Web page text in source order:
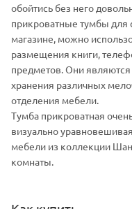
обойтись без него
прикроватные тумбы для
магазине, можно
размещения книги,
предметов. Они
хранения различных
отделения мебели.
Тумба прикроватная
визуально
мебели из коллекции
комнаты.